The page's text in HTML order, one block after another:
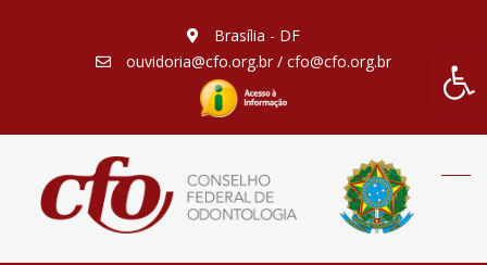
Barra
Brasília - DF
ouvidoria@cfo.org.br / cfo@cfo.org.br